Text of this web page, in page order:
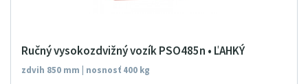
Ručný vysokozdvižný vozík PSO485n • ĽAHKÝ
zdvih 850 mm | nosnosť 400 kg